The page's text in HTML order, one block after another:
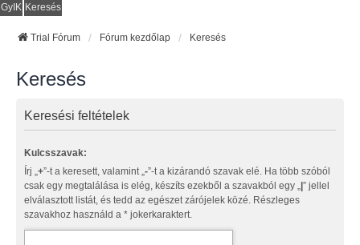
GyIK Keresés
Trial Fórum Fórum kezdőlap Keresés
Keresés
Keresési feltételek
Kulcsszavak:
Írj „ +”-t a keresett, valamint „ -”-t a kizárandó szavak elé. Ha több szóból
csak egy megtalálása is elég, készíts ezekből a szavakból egy „ |” jellel
elválasztott listát, és tedd az egészet zárójelek közé. Részleges
szavakhoz használd a * jokerkaraktert.